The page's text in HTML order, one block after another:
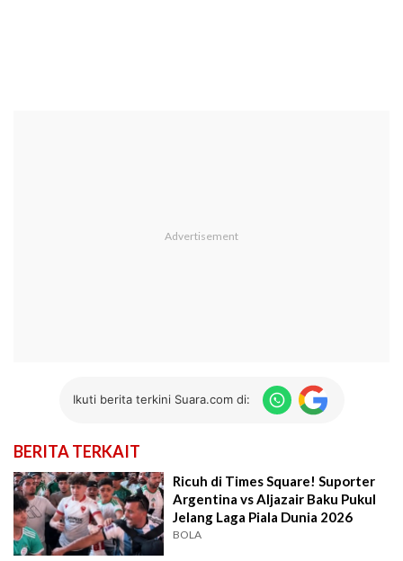
Ikuti berita terkini Suara.com di:
BERITA TERKAIT
Ricuh di Times Square! Suporter
Argentina vs Aljazair Baku Pukul
Jelang Laga Piala Dunia 2026
BOLA